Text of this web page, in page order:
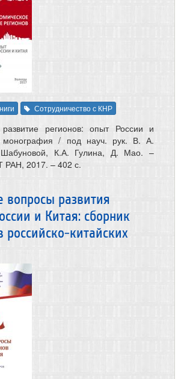
Сотрудничество с КНР
развитие регионов: опыт России и
монография / под науч. рук. В. А.
К.А. Гулина, Д. Мао. –
РАН, 2017. – 402 с.
вопросы развития
и Китая: сборник
российско-китайских